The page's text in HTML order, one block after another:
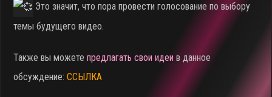
Это значит, что пора провести голосование по выбору
темы будущего видео.
Также вы можетепредлагать свои идеи в данное
обсуждение:ССЫЛКА